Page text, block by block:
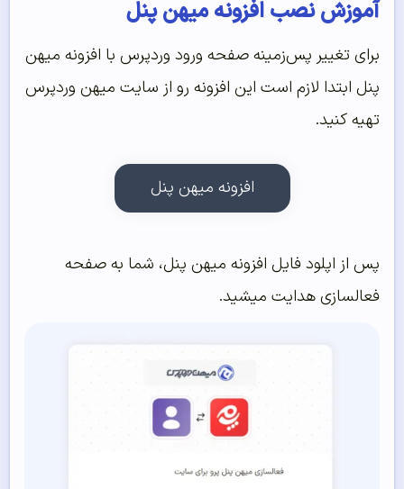
آموزش نصب افزونه میهن پنل
برای تغییر پس‌زمینه صفحه ورود وردپرس با افزونه میهن
پنل ابتدا لازم است این افزونه رو از سایت میهن وردپرس
تهیه کنید.
افزونه میهن پنل
پس از اپلود فایل افزونه میهن پنل، شما به صفحه
فعالسازی هدایت میشید.